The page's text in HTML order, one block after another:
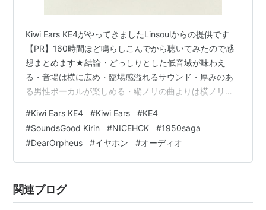
Kiwi Ears KE4がやってきましたLinsoulからの提供です
【PR】160時間ほど鳴らしこんでから聴いてみたので感
想まとめます★結論・どっしりとした低音域が味わえ
る・音場は横に広め・臨場感溢れるサウンド・厚みのあ
る男性ボーカルが楽しめる・縦ノリの曲よりは横ノリの
Knowlesですボディの厚みはありますが装着感は良好
※Kiwi Ears Orchestra Liteとの外観比較 イヤピはシリコ
ンが3タイプ交換用のフィルターが4枚ついてました ケー
ブルは線材不明の2pin 3.5mmです ★標準装備編まずは
#Kiwi Ears KE4 #Kiwi Ears #KE4
#SoundsGood Kirin #NICEHCK #1950saga
#DearOrpheus #イヤホン #オーディオ
関連ブログ